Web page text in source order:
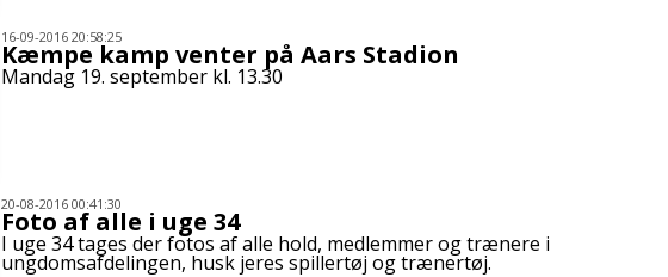
16-09-2016 20:58:25
Kæmpe kamp venter på Aars Stadion
Mandag 19. september kl. 13.30
20-08-2016 00:41:30
Foto af alle i uge 34
I uge 34 tages der fotos af alle hold, medlemmer og trænere i
ungdomsafdelingen, husk jeres spillertøj og trænertøj.